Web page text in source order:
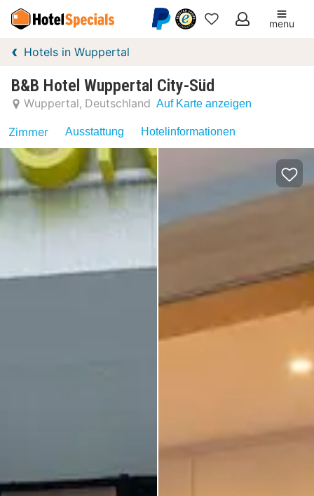
Meine
menu
Hotels in Wuppertal
B&B Hotel Wuppertal City-Süd
Wuppertal Deutschland Auf Karte anzeigen
Zimmer Ausstattung Hotelinformationen